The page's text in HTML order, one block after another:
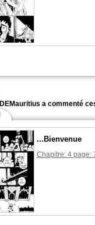
DEMauritius a commenté
...Bienvenue
Chapitre: 4 page: